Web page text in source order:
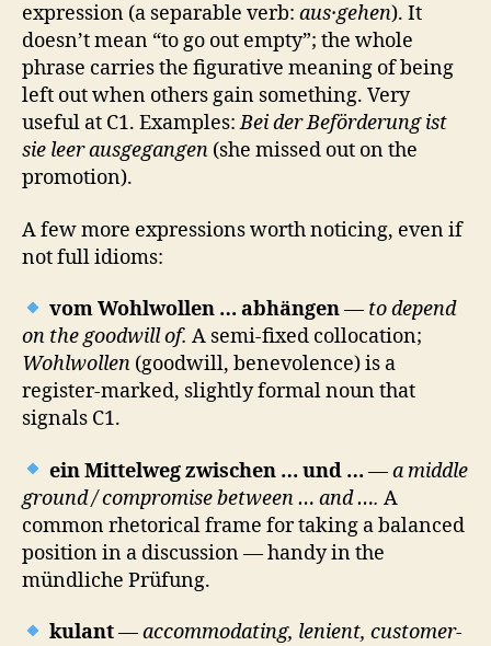
expression (a separable verb: aus·gehen). It
doesn’t mean “to go out empty”; the whole
phrase carries the figurative meaning of being
left out when others gain something. Very
useful at C1. Examples:Bei der Beförderung ist
sie leer ausgegangen (she missed out on the
promotion).
A few more expressions worth noticing, even if
not full idioms:
vom Wohlwollen … abhängen— to depend
on the goodwill of. A semi-fixed collocation;
Wohlwollen (goodwill, benevolence) is a
register-marked, slightly formal noun that
signals C1.
ein Mittelweg zwischen … und …—a middle
ground / compromise between … and …. A
common rhetorical frame for taking a balanced
position in a discussion — handy in the
mündliche Prüfung.
kulant—accommodating, lenient, customer-